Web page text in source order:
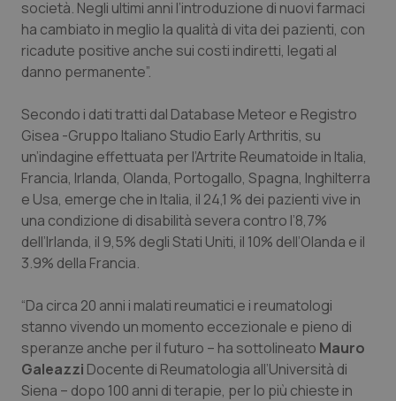
Psoriasi & pelle
Quotidiano Cardiologia
Quotidiano Oncologia
Quotidiano Pediatria
Rene & patologie urogenitali
Sangue & coagulazione
Tiroide
società. Negli ultimi anni l’introduzione di nuovi farmaci
ha cambiato in meglio la qualità di vita dei pazienti, con
ricadute positive anche sui costi indiretti, legati al
danno permanente”.
Secondo i dati tratti dal Database Meteor e Registro
Gisea -Gruppo Italiano Studio Early Arthritis, su
un’indagine effettuata per l’Artrite Reumatoide in Italia,
Francia, Irlanda, Olanda, Portogallo, Spagna, Inghilterra
e Usa, emerge che in Italia, il 24,1 % dei pazienti vive in
una condizione di disabilità severa contro l’8,7%
dell’Irlanda, il 9,5% degli Stati Uniti, il 10% dell’Olanda e il
3.9% della Francia.
“Da circa 20 anni i malati reumatici e i reumatologi
stanno vivendo un momento eccezionale e pieno di
speranze anche per il futuro – ha sottolineato Mauro
Galeazzi Docente di Reumatologia all’Università di
Siena – dopo 100 anni di terapie, per lo più chieste in